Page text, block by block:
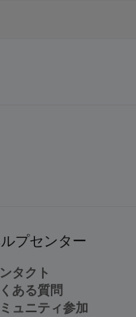
プセンター
タクト
ある質問
ュニティ参加